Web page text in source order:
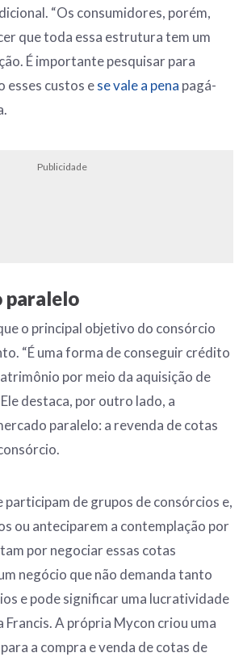
“Os consumidores, porém,
que toda essa estrutura tem um
É importante pesquisar para
esses custos ese vale a pena pagá-
Publicidade
paralelo
o principal objetivo do consórcio
“É uma forma de conseguir crédito
por meio da aquisição de
destaca, por outro lado, a
paralelo: a revenda de cotas
participam de grupos de consórcios e,
ou anteciparem a contemplação por
por negociar essas cotas
negócio que não demanda tanto
e pode significar uma lucratividade
Francis. A própria Mycon criou uma
a compra e venda de cotas de